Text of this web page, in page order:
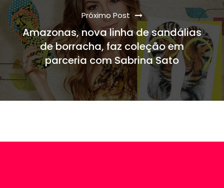
Próximo Post
Amazonas, nova linha de sandálias
de borracha, faz coleção em
parceria com Sabrina Sato